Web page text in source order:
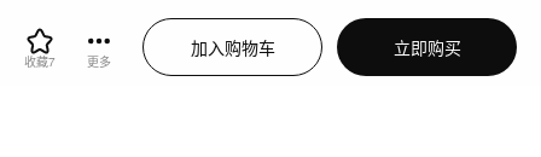
收藏7 更多
加入购物车 立即购买
精品图片
免费音效 热门歌单 立即入驻